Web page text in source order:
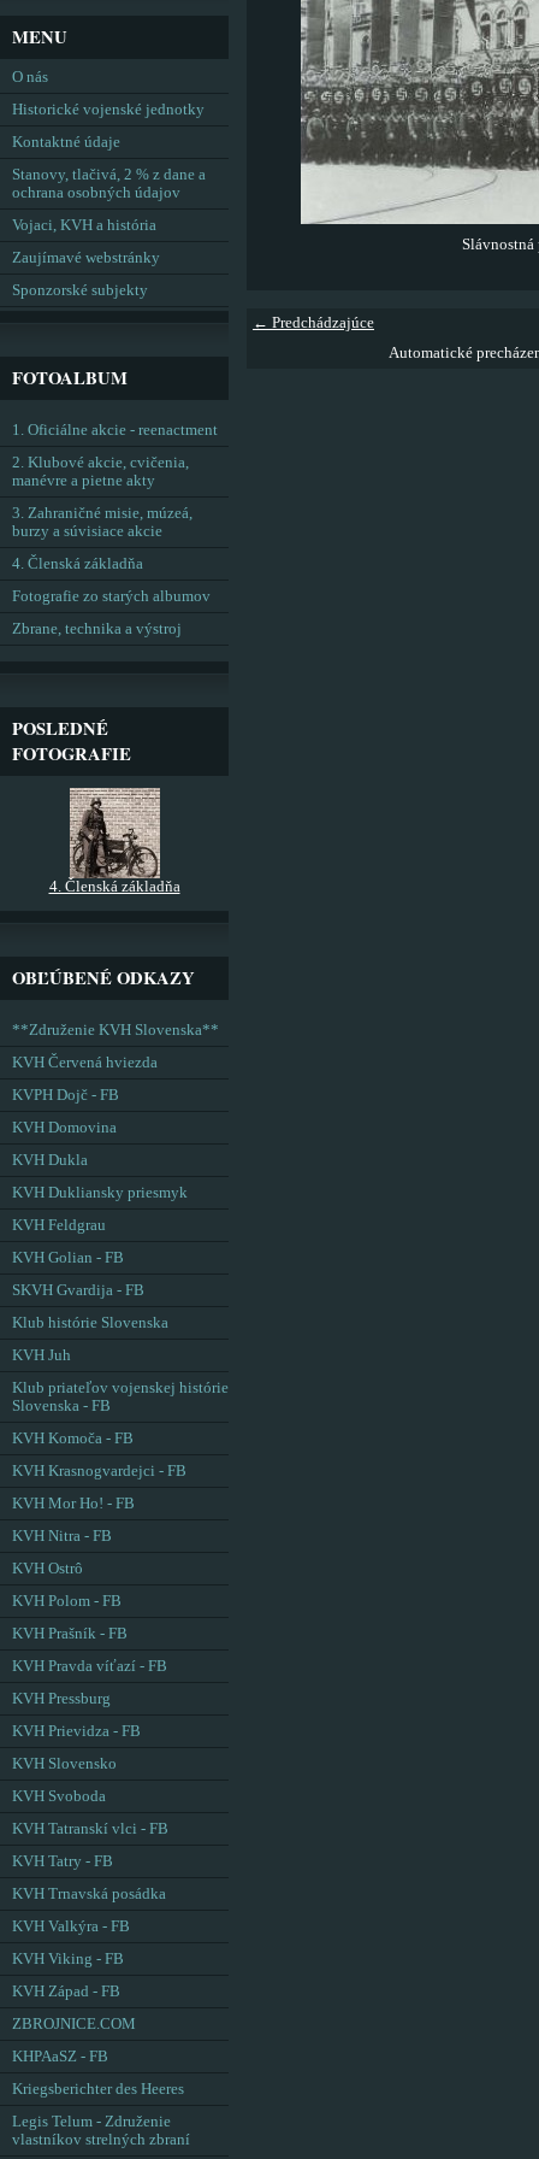
← Predchádzajúce
Automatické
MENU
O nás
Historické vojenské jednotky
Kontaktné údaje
Stanovy, tlačivá, 2 % z dane a
ochrana osobných údajov
Vojaci, KVH a história
Zaujímavé webstránky
Sponzorské subjekty
FOTOALBUM
1. Oficiálne akcie - reenactment
2. Klubové akcie, cvičenia,
manévre a pietne akty
3. Zahraničné misie, múzeá,
burzy a súvisiace akcie
4. Členská základňa
Fotografie zo starých albumov
Zbrane, technika a výstroj
POSLEDNÉ
FOTOGRAFIE
4. Členská základňa
OBĽÚBENÉ ODKAZY
**Združenie KVH Slovenska**
KVH Červená hviezda
KVPH Dojč - FB
KVH Domovina
KVH Dukla
KVH Dukliansky priesmyk
KVH Feldgrau
KVH Golian - FB
SKVH Gvardija - FB
Klub histórie Slovenska
KVH Juh
Klub priateľov vojenskej histórie
Slovenska - FB
KVH Komoča - FB
KVH Krasnogvardejci - FB
KVH Mor Ho! - FB
KVH Nitra - FB
KVH Ostrô
KVH Polom - FB
KVH Prašník - FB
KVH Pravda víťazí - FB
KVH Pressburg
KVH Prievidza - FB
KVH Slovensko
KVH Svoboda
KVH Tatranskí vlci - FB
KVH Tatry - FB
KVH Trnavská posádka
KVH Valkýra - FB
KVH Viking - FB
KVH Západ - FB
ZBROJNICE.COM
KHPAaSZ - FB
Kriegsberichter des Heeres
Legis Telum - Združenie
vlastníkov strelných zbraní